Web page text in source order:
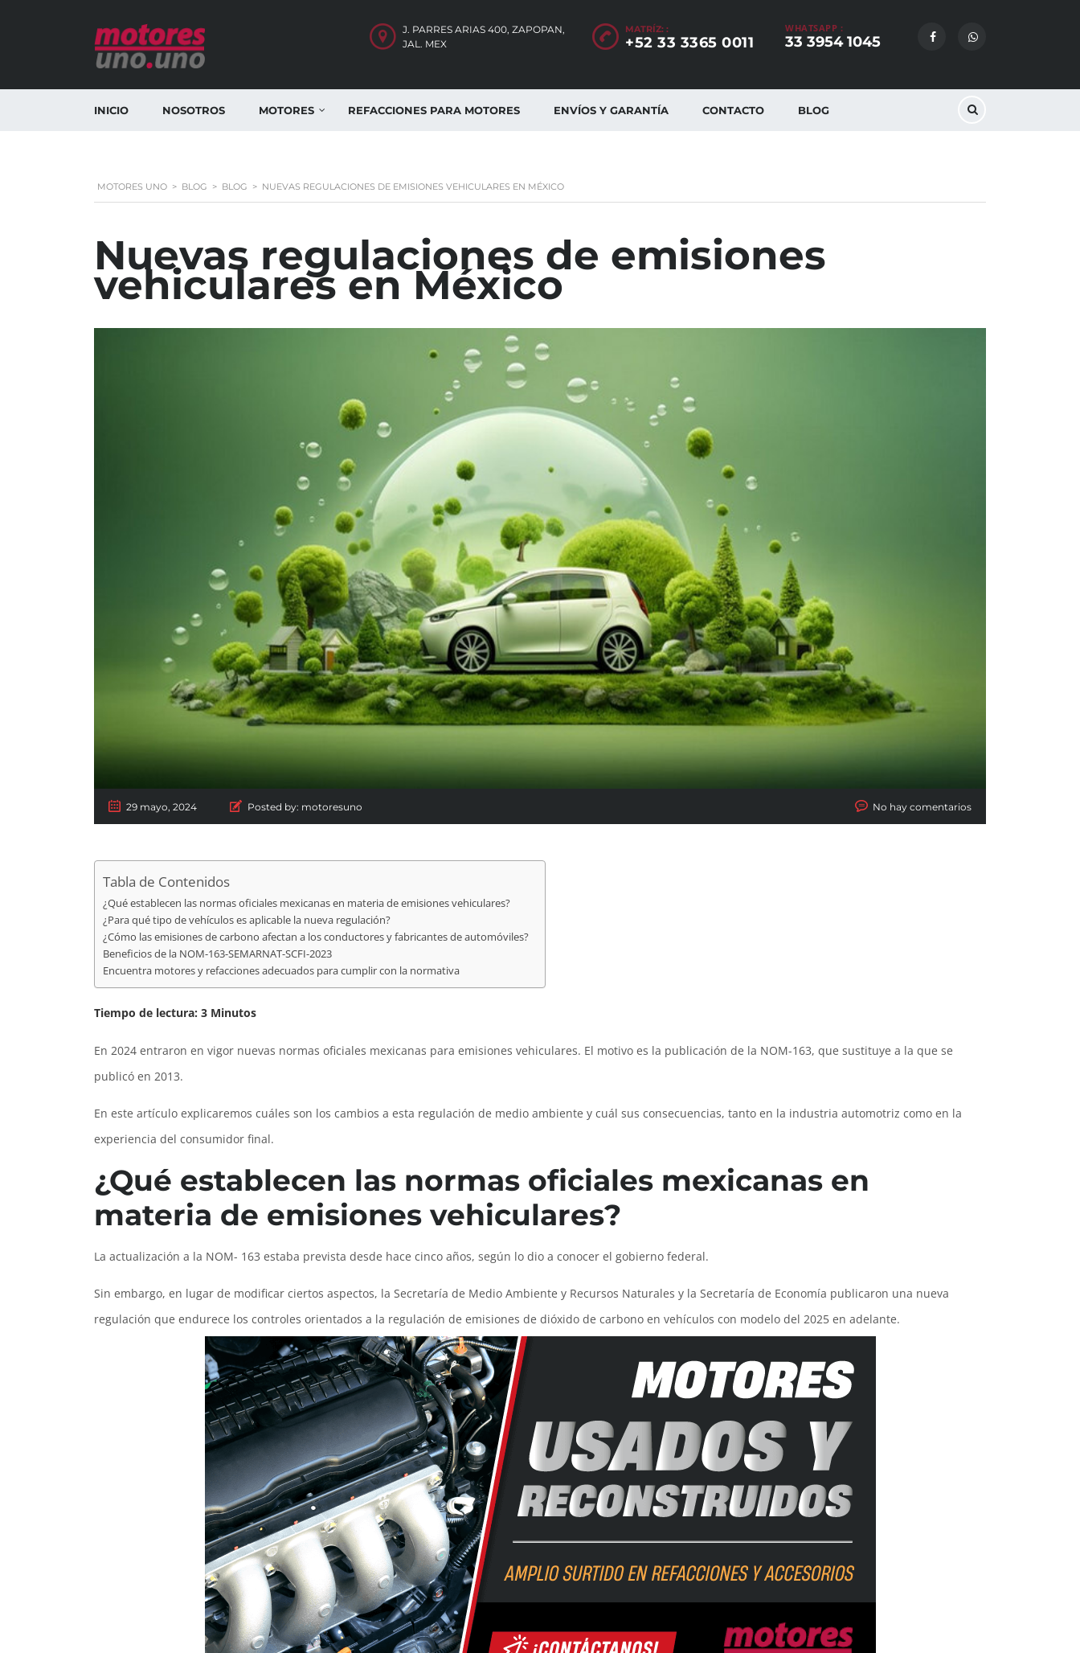
WHATSAPP :
33 3954 1045
MATRÍZ: :
+52 33 3365 0011
J. PARRES ARIAS 400, ZAPOPAN,
JAL. MEX
INICIO NOSOTROS MOTORES REFACCIONES PARA MOTORES ENVÍOS Y GARANTÍA CONTACTO BLOG
MOTORES UNO > BLOG > BLOG > NUEVAS REGULACIONES DE EMISIONES VEHICULARES EN MÉXICO
Nuevas regulaciones de emisiones
vehiculares en México
29 mayo, 2024 Posted by: motoresuno No hay comentarios
Tabla de Contenidos
¿Qué establecen las normas oficiales mexicanas en materia de emisiones vehiculares?
¿Para qué tipo de vehículos es aplicable la nueva regulación?
¿Cómo las emisiones de carbono afectan a los conductores y fabricantes de automóviles?
Beneficios de la NOM-163-SEMARNAT-SCFI-2023
Encuentra motores y refacciones adecuados para cumplir con la normativa
Tiempo de lectura: 3 Minutos
En 2024 entraron en vigor nuevas normas oficiales mexicanas para emisiones vehiculares. El motivo es la publicación de la NOM-163, que sustituye a la que se
publicó en 2013.
En este artículo explicaremos cuáles son los cambios a esta regulación de medio ambiente y cuál sus consecuencias, tanto en la industria automotriz como en la
experiencia del consumidor final.
¿Qué establecen las normas oficiales mexicanas en
materia de emisiones vehiculares?
La actualización a la NOM- 163 estaba prevista desde hace cinco años, según lo dio a conocer el gobierno federal.
Sin embargo, en lugar de modificar ciertos aspectos, la Secretaría de Medio Ambiente y Recursos Naturales y la Secretaría de Economía publicaron una nueva
regulación que endurece los controles orientados a la regulación de emisiones de dióxido de carbono en vehículos con modelo del 2025 en adelante.